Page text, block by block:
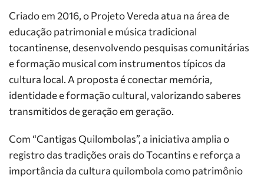
Criado em 2016, o Projeto Vereda atua na área de
educação patrimonial e música tradicional
tocantinense, desenvolvendo pesquisas comunitárias
e formação musical com instrumentos típicos da
cultura local. A proposta é conectar memória,
identidade e formação cultural, valorizando saberes
transmitidos de geração em geração.
Com “Cantigas Quilombolas”, a iniciativa amplia o
registro das tradições orais do Tocantins e reforça a
importância da cultura quilombola como patrimônio